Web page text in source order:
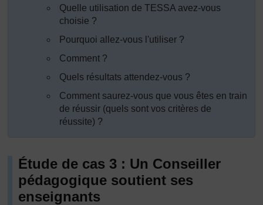
Quelle utilisation de TESSA avez-vous
choisie ?
Pourquoi allez-vous l'utiliser ?
Comment ?
Quels résultats attendez-vous ?
Comment saurez-vous que vous êtes en train
de réussir (quels sont vos critères de
réussite) ?
Étude de cas 3 : Un Conseiller
pédagogique soutient ses
enseignants